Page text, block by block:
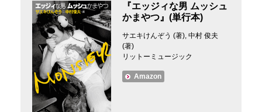
『エッジィな男 ムッシュ
かまやつ』(単行本)
サエキけんぞう (著),‎ 中村 俊夫
(著)
リットーミュージック
Amazon